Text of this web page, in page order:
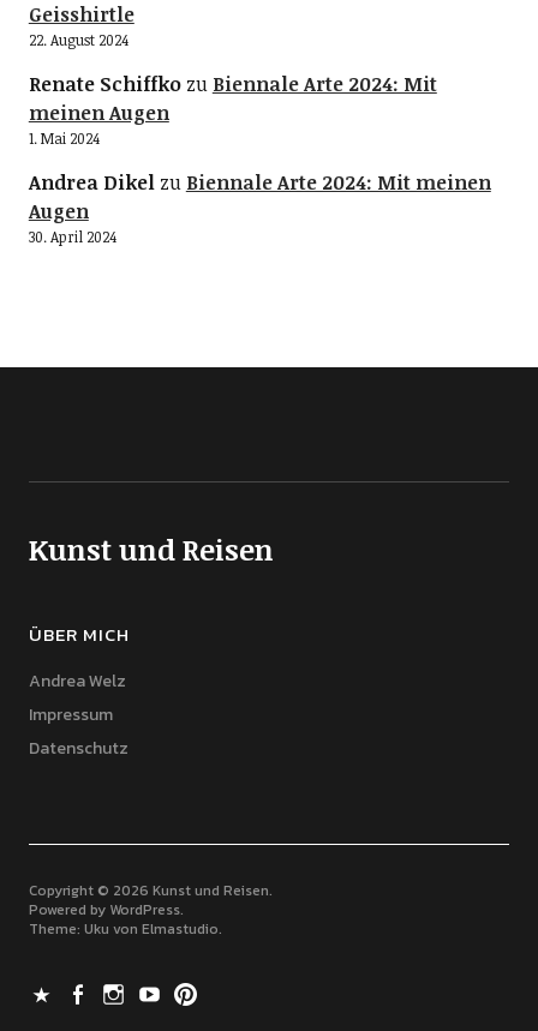
Geisshirtle
22. August 2024
Renate Schiffkozu Biennale Arte 2024: Mit
meinen Augen
1. Mai 2024
Andrea Dikelzu Biennale Arte 2024: Mit meinen
Augen
30. April 2024
Kunst und Reisen
ÜBER MICH
Andrea Welz
Impressum
Datenschutz
Copyright © 2026 Kunst und Reisen
Powered by WordPress
Theme: Uku von Elmastudio